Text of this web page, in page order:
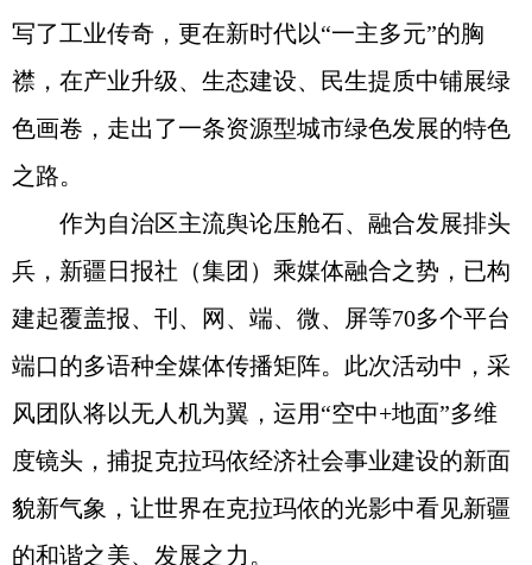
写了工业传奇，更在新时代以“一主多元”的胸
襟，在产业升级、生态建设、民生提质中铺展绿
色画卷，走出了一条资源型城市绿色发展的特色
之路。
作为自治区主流舆论压舱石、融合发展排头
兵，新疆日报社（集团）乘媒体融合之势，已构
建起覆盖报、刊、网、端、微、屏等70多个平台
端口的多语种全媒体传播矩阵。此次活动中，采
风团队将以无人机为翼，运用“空中+地面”多维
度镜头，捕捉克拉玛依经济社会事业建设的新面
貌新气象，让世界在克拉玛依的光影中看见新疆
的和谐之美、发展之力。